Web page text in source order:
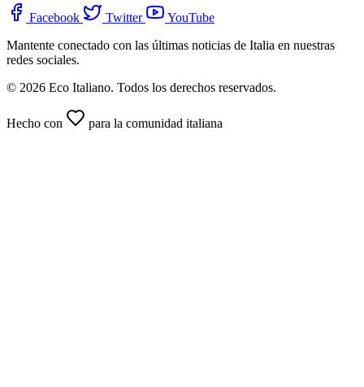
Facebook Twitter
YouTube
Mantente conectado con las últimas noticias de Italia en nuestras
redes sociales.
© 2026 Eco Italiano. Todos los derechos reservados.
Hecho con para la comunidad italiana